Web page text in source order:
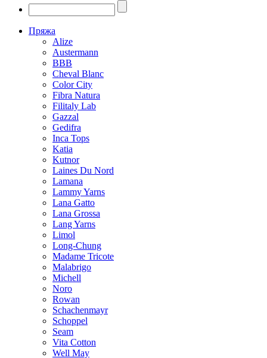
Пряжа
Alize
Austermann
BBB
Cheval Blanc
Color City
Fibra Natura
Filitaly Lab
Gazzal
Gedifra
Inca Tops
Katia
Kutnor
Laines Du Nord
Lamana
Lammy Yarns
Lana Gatto
Lana Grossa
Lang Yarns
Limol
Long-Chung
Madame Tricote
Malabrigo
Michell
Noro
Rowan
Schachenmayr
Schoppel
Seam
Vita Cotton
Well May